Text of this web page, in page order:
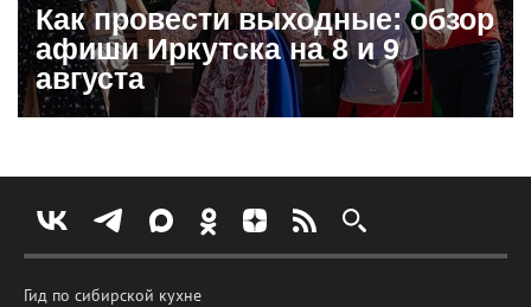
Как провести выходные: обзор
афиши Иркутска на 8 и 9
августа
Гид по сибирской кухне